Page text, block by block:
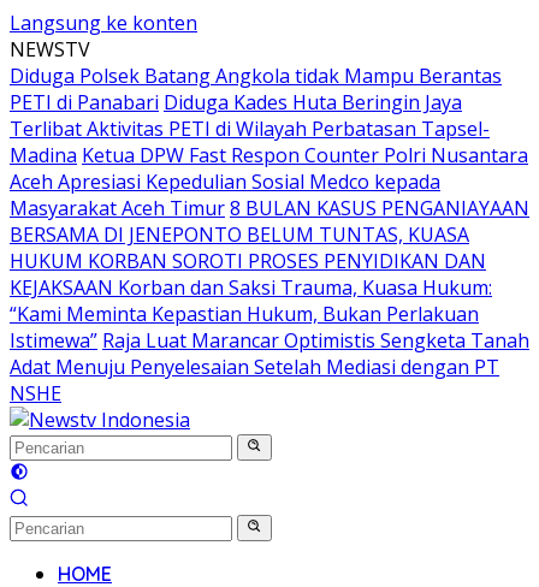
Langsung ke konten
NEWSTV
Diduga Polsek Batang Angkola tidak Mampu Berantas
PETI di Panabari Diduga Kades Huta Beringin Jaya
Terlibat Aktivitas PETI di Wilayah Perbatasan Tapsel-
Madina Ketua DPW Fast Respon Counter Polri Nusantara
Aceh Apresiasi Kepedulian Sosial Medco kepada
Masyarakat Aceh Timur8 BULAN KASUS PENGANIAYAAN
BERSAMA DI JENEPONTO BELUM TUNTAS, KUASA
HUKUM KORBAN SOROTI PROSES PENYIDIKAN DAN
KEJAKSAAN Korban dan Saksi Trauma, Kuasa Hukum:
“Kami Meminta Kepastian Hukum, Bukan Perlakuan
Istimewa” Raja Luat Marancar Optimistis Sengketa Tanah
Adat Menuju Penyelesaian Setelah Mediasi dengan PT
NSHE
HOME